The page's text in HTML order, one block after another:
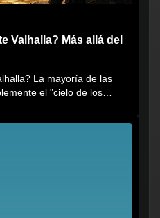
Valhalla? Más allá del
La mayoría de las
el "cielo de los